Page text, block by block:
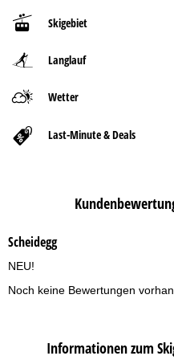
Skigebiet
Langlauf
Wetter
Last-Minute & Deals
Scheidegg
NEU!
Noch keine Bewertungen
Informationen zum